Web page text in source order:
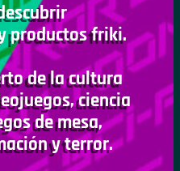
productos friki.
de la cultura
ciencia
de mesa,
y terror.